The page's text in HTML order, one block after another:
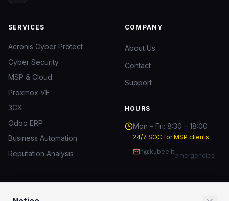
SERVICES
Acronis Cyber Protect
Cyber Security
MSP & Cloud
Proxmox VE
3CX
Odoo ERP
Business Automation
Reputation Analysis
COMPANY
About Us
Contact
Support
HOURS
Mon – Fri: 8:30 – 18:00
24/7 SOC for MSP clients
h@kubee.it
—
emergencies
STAY UPDATED